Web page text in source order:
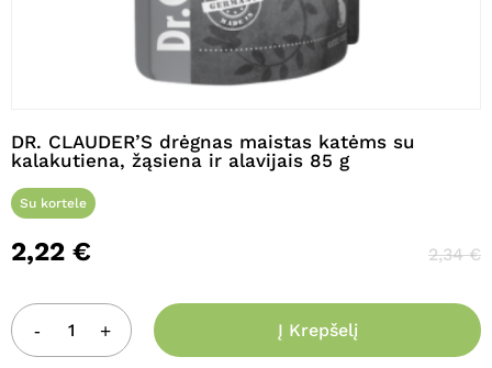
DR. CLAUDER’S drėgnas maistas katėms su
kalakutiena, žąsiena ir alavijais 85 g
Su kortele
2,22 € 2,34€
Į Krepšelį
išsaugoti vardą, el. pašto adresą ir
interneto puslapį, kad jų nebereiktų